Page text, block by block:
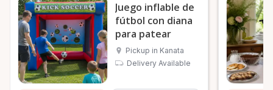
Juego inflable de
fútbol con diana
para patear
Pickup in Kanata
Delivery Available